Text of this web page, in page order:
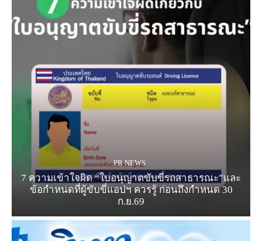
PR NEWS
7 ความเข้าใจผิด “ใบอนุญาตขับขี่รถสาธารณะ”และ
ข้อกำหนดที่ผู้ขับขี่แอปฯ ควรรู้ ก่อนถึงกำหนด 30
ก.ย.69